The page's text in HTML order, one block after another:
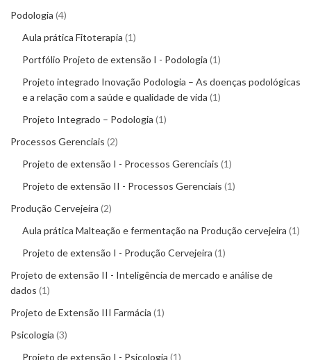
Podologia 4
Aula prática Fitoterapia 1
Portfólio Projeto de extensão I - Podologia 1
Projeto integrado Inovação Podologia – As doenças podológicas
e a relação com a saúde e qualidade de vida 1
Projeto Integrado – Podologia 1
Processos Gerenciais 2
Projeto de extensão I - Processos Gerenciais 1
Projeto de extensão II - Processos Gerenciais 1
Produção Cervejeira 2
Aula prática Malteação e fermentação na Produção cervejeira 1
Projeto de extensão I - Produção Cervejeira 1
Projeto de extensão II - Inteligência de mercado e análise de
dados 1
Projeto de Extensão III Farmácia 1
Psicologia 3
Projeto de extensão I - Psicologia 1